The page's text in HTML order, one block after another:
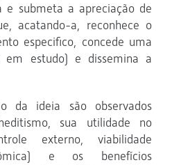
e submeta a apreciação de
acatando-a, reconhece o
especifico, concede uma
em estudo) e dissemina a
da ideia são observados
sua utilidade no
externo, viabilidade
e os benefícios